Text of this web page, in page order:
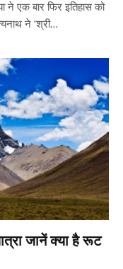
ने एक बार फिर इतिहास को
ने ‘श्री…
जानें क्या है रूट